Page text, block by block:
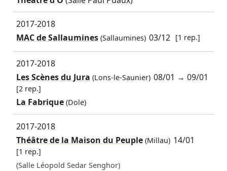
2017-2018
MAC de Sallaumines(Sallaumines) 03/12 [1 rep.]
2017-2018
Les Scènes du Jura (Lons-le-Saunier) 08/01 →09/01
[2 rep.]
La Fabrique (Dole)
2017-2018
Théâtre de la Maison du Peuple(Millau) 14/01
[1 rep.]
(Salle Léopold Sedar Senghor)